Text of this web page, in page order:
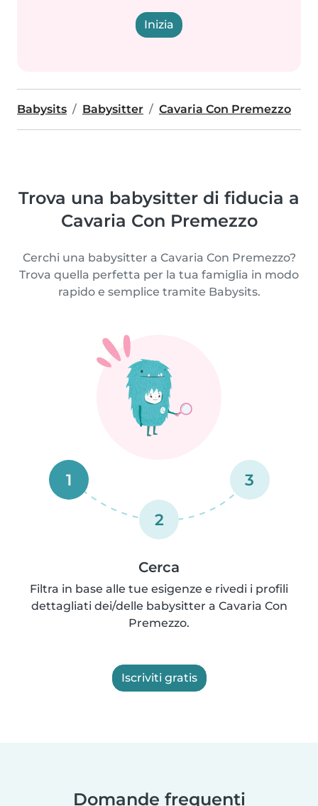
Inizia
Babysits Babysitter Cavaria Con Premezzo
Trova una babysitter di fiducia a
Cavaria Con Premezzo
Cerchi una babysitter a Cavaria Con Premezzo?
Trova quella perfetta per la tua famiglia in modo
rapido e semplice tramite Babysits.
1
2
3
Cerca
Filtra in base alle tue esigenze e rivedi i profili
dettagliati dei/delle babysitter a Cavaria Con
Premezzo.
Iscriviti gratis
Domande frequenti